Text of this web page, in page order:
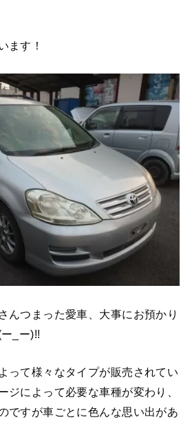
ます！
んつまった愛車、大事にお預かり
_ー)!!
って様々なタイプが販売されてい
ジによって必要な車種が変わり、
ですが車ごとに色んな思い出があ